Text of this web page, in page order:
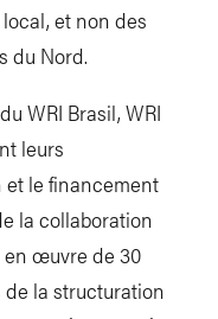
et non des
du Nord.
WRI Brasil, WRI
leurs
le financement
la collaboration
en œuvre de 30
la structuration